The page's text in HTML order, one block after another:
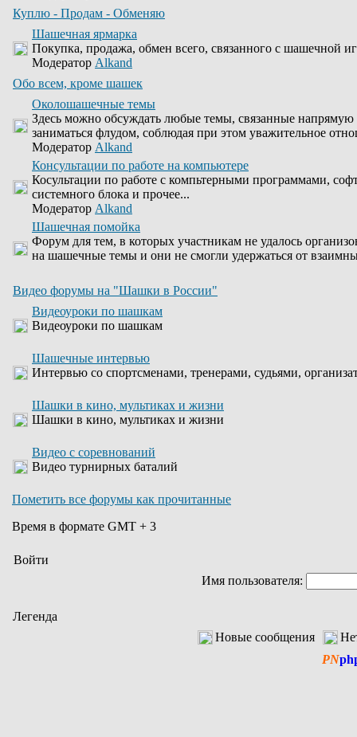
Куплю - Продам - Обменяю
Шашечная ярмарка
Покупка, продажа, обмен всего, связанного с шашечной
Модератор Alkand
Обо всем, кроме шашек
Околошашечные темы
Здесь можно обсуждать любые темы, связанные
заниматься флудом, соблюдая при этом уважительное
Модератор Alkand
Консультации по работе на компьютере
Косультации по работе с компьтерными программами,
системного блока и прочее...
Модератор Alkand
Шашечная помойка
Форум для тем, в которых участникам не удалось
на шашечные темы и они не смогли удержаться от
Видео форумы на "Шашки в России"
Видеоуроки по шашкам
Видеоуроки по шашкам
Шашечные интервью
Интервью со спортсменами, тренерами, судьями,
Шашки в кино, мультиках и жизни
Шашки в кино, мультиках и жизни
Видео с соревнований
Видео турнирных баталий
Пометить все форумы как прочитанные
Время в формате GMT + 3
Войти
Имя пользователя:
Легенда
Новые сообщения
PN